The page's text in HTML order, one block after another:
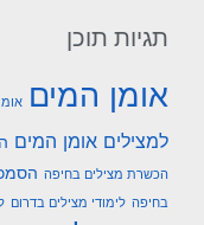
תגיות תוכן
אומן המים
למצילים אומן המים
הכשרת מצילים בחיפה
בחיפה לימודי מצילים בדרום